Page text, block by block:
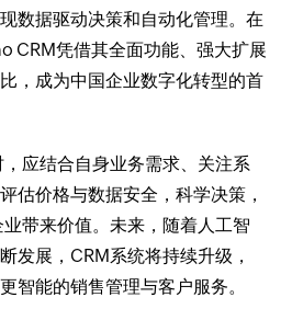
数据驱动决策和自动化管理。在
CRM凭借其全面功能、强大扩展
，成为中国企业数字化转型的首
应结合自身业务需求、关注系
估价格与数据安全，科学决策，
带来价值。未来，随着人工智
发展，CRM系统将持续升级，
智能的销售管理与客户服务。